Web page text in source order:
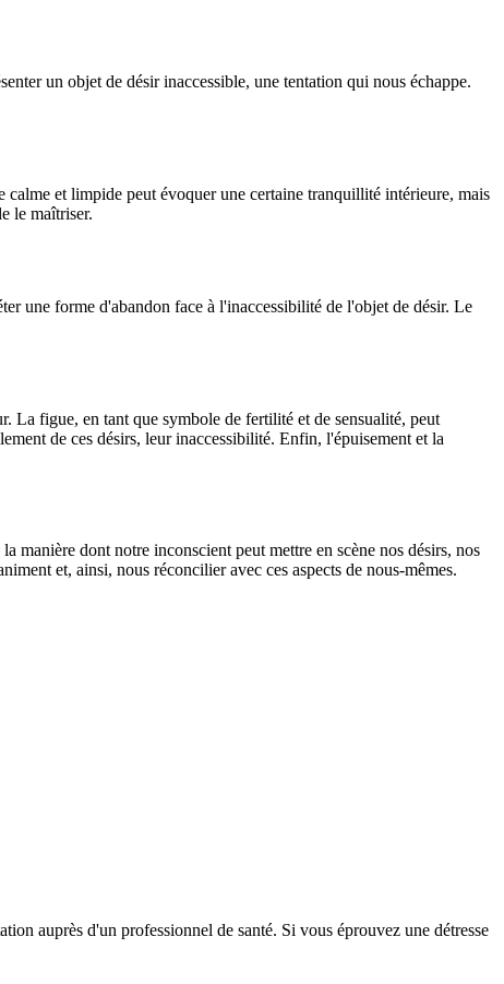
un objet de désir inaccessible, une tentation qui nous échappe.
et limpide peut évoquer une certaine tranquillité intérieure, mais
le maîtriser.
une forme d'abandon face à l'inaccessibilité de l'objet de désir. Le
La figue, en tant que symbole de fertilité et de sensualité, peut
de ces désirs, leur inaccessibilité. Enfin, l'épuisement et la
dont notre inconscient peut mettre en scène nos désirs, nos
et, ainsi, nous réconcilier avec ces aspects de nous-mêmes.
auprès d'un professionnel de santé. Si vous éprouvez une détresse